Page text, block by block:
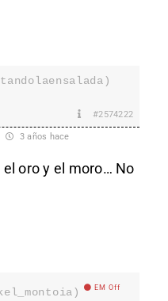
#2574222
3 años hace
oro y el moro… No
EM Off